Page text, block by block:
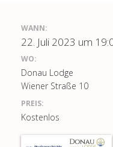
WANN:
22. Juli 2023 um
WO:
Donau Lodge
Wiener Straße 10
PREIS:
Kostenlos